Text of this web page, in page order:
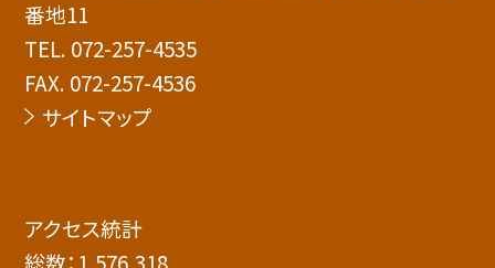
番地11
TEL. 072-257-4535
FAX. 072-257-4536
サイトマップ
アクセス統計
総数： 1,576,318